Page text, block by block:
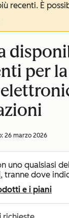
recenti. È
per
26 marzo 2026
uno qualsiasi
, tranne dove
e i piani